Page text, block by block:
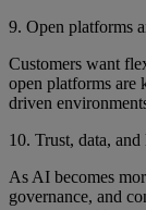
9. Open platforms
Customers want
open platforms
driven
10. Trust, data,
As AI becomes
governance, and